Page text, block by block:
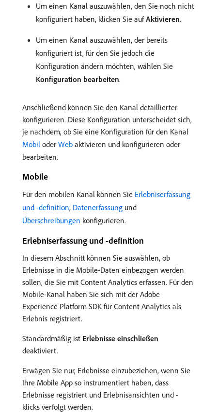
Um einen Kanal auszuwählen, den Sie noch nicht
konfiguriert haben, klicken Sie aufAktivieren.
Um einen Kanal auszuwählen, der bereits
konfiguriert ist, für den Sie jedoch die
Konfiguration ändern möchten, wählen Sie
Konfiguration bearbeiten.
Anschließend können Sie den Kanal detaillierter
konfigurieren. Diese Konfiguration unterscheidet sich,
je nachdem, ob Sie eine Konfiguration für den Kanal
Mobil oder Web aktivieren und konfigurieren oder
bearbeiten.
Mobile
Für den mobilen Kanal können Sie Erlebniserfassung
und -definition, Datenerfassung und
Überschreibungen konfigurieren.
Erlebniserfassung und -definition
In diesem Abschnitt können Sie auswählen, ob
Erlebnisse in die Mobile-Daten einbezogen werden
sollen, die Sie mit Content Analytics erfassen. Für den
Mobile-Kanal haben Sie sich mit der Adobe
Experience Platform SDK für Content Analytics als
Erlebnis registriert.
Standardmäßig ist Erlebnisse einschließen
deaktiviert.
Erwägen Sie nur, Erlebnisse einzubeziehen, wenn Sie
Ihre Mobile App so instrumentiert haben, dass
Erlebnisse registriert und Erlebnisansichten und -
klicks verfolgt werden.